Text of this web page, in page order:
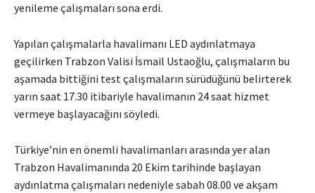
yenileme çalışmaları sona erdi.
Yapılan çalışmalarla havalimanı LED aydınlatmaya
geçilirken Trabzon Valisi İsmail Ustaoğlu, çalışmaların bu
aşamada bittiğini test çalışmaların sürüdüğünü belirterek
yarın saat 17.30 itibariyle havalimanın 24 saat hizmet
vermeye başlayacağını söyledi.
Türkiye’nin en önemli havalimanları arasında yer alan
Trabzon Havalimanında 20 Ekim tarihinde başlayan
aydınlatma çalışmaları nedeniyle sabah 08.00 ve akşam